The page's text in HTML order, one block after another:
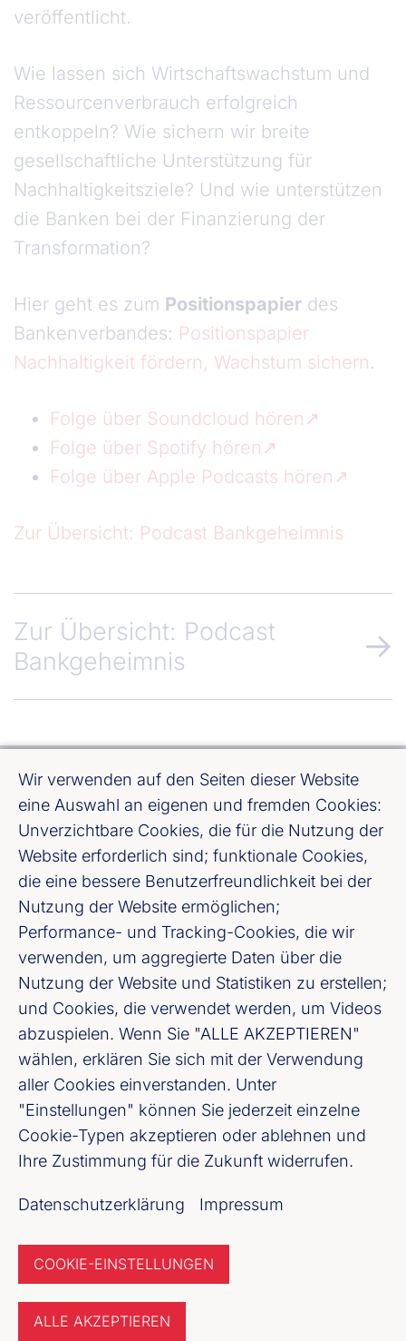
veröffentlicht.
Wie lassen sich Wirtschaftswachstum und
Ressourcenverbrauch erfolgreich
entkoppeln? Wie sichern wir breite
gesellschaftliche Unterstützung für
Nachhaltigkeitsziele? Und wie unterstützen
die Banken bei der Finanzierung der
Transformation?
Hier geht es zum Positionspapier des
Bankenverbandes: Positionspapier
Nachhaltigkeit fördern, Wachstum sichern.
Folge über Soundcloud hören
Folge über Spotify hören
Folge über Apple Podcasts hören
Zur Übersicht: Podcast Bankgeheimnis
Zur Übersicht: Podcast
Bankgeheimnis
Wir verwenden auf den Seiten dieser Website
eine Auswahl an eigenen und fremden Cookies:
Unverzichtbare Cookies, die für die Nutzung der
Website erforderlich sind; funktionale Cookies,
die eine bessere Benutzerfreundlichkeit bei der
Nutzung der Website ermöglichen;
Performance- und Tracking-Cookies, die wir
verwenden, um aggregierte Daten über die
Nutzung der Website und Statistiken zu erstellen;
und Cookies, die verwendet werden, um Videos
abzuspielen. Wenn Sie "ALLE AKZEPTIEREN"
wählen, erklären Sie sich mit der Verwendung
aller Cookies einverstanden. Unter
"Einstellungen" können Sie jederzeit einzelne
Cookie-Typen akzeptieren oder ablehnen und
Ihre Zustimmung für die Zukunft widerrufen.
Datenschutzerklärung Impressum
COOKIE-EINSTELLUNGEN
ALLE AKZEPTIEREN
Bundesverband deutscher Banken e. V.
Burgstraße 28, 10178 Berlin
Fußzeile (Bankenverband)
Impressum
LinkedIn
Youtube
Cookie-Einstellungen
Datenschutz
Jetzt anmelden